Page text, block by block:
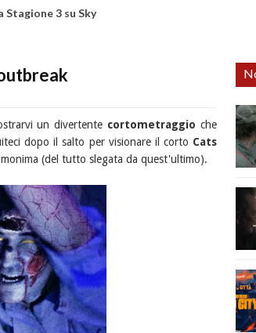
3 su Sky
un divertente cortometraggio che
dopo il salto per visionare il corto Cats
(del tutto slegata da quest'ultimo).